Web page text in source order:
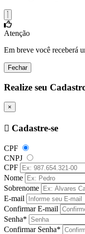
Atenção
Em breve você receberá
Fechar
Realize seu
×
Cadastre-se
CPF
CNPJ
CPF
Nome
Sobrenome
E-mail
Confirmar E-mail
Senha*
Confirmar Senha*